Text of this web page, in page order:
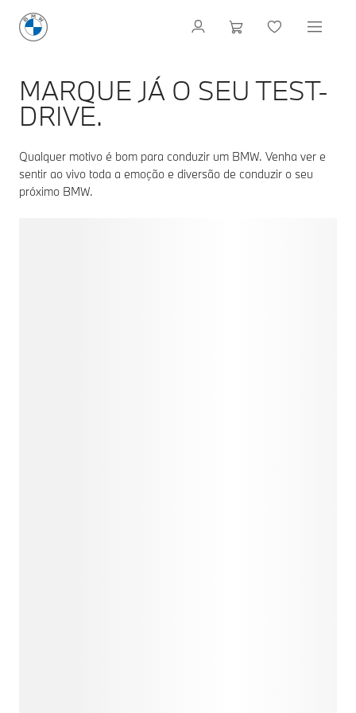
MARQUE JÁ O SEU TEST-
DRIVE.
Qualquer motivo é bom para conduzir um BMW. Venha ver e
sentir ao vivo toda a emoção e diversão de conduzir o seu
próximo BMW.